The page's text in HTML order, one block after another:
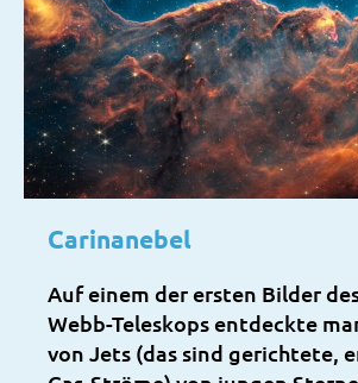
Carinanebel
Auf einem der ersten Bilder
Webb-Teleskops entdeckte
von Jets (das sind gerichtete,